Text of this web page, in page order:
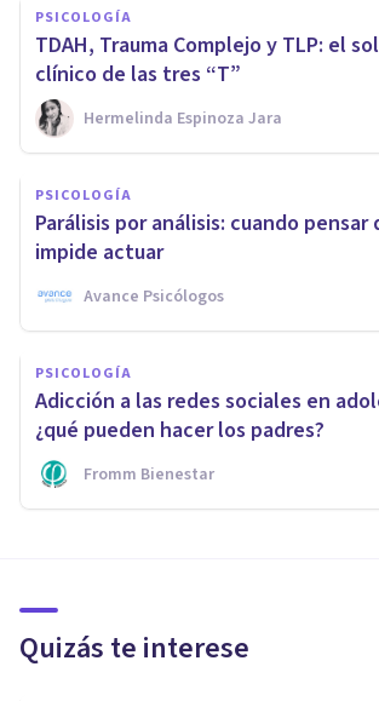
PSICOLOGÍA
TDAH, Trauma Complejo y TLP: el
clínico de las tres “T”
Hermelinda Espinoza Jara
PSICOLOGÍA
Parálisis por análisis: cuando
impide actuar
Avance Psicólogos
PSICOLOGÍA
Adicción a las redes sociales en
¿qué pueden hacer los padres?
Fromm Bienestar
Quizás te interese